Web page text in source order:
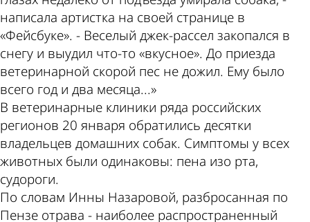
написала артистка на своей странице в
«Фейсбуке». - Веселый джек-рассел закопался в
снегу и выудил что-то «вкусное». До приезда
ветеринарной скорой пес не дожил. Ему было
всего год и два месяца...»
В ветеринарные клиники ряда российских
регионов 20 января обратились десятки
владельцев домашних собак. Симптомы у всех
животных были одинаковы: пена изо рта,
судороги.
По словам Инны Назаровой, разбросанная по
Пензе отрава - наиболее распространенный